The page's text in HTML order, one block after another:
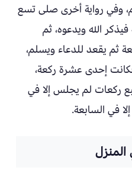
وفي رواية أخرى صلى تسع
الله ويدعوه، ثم
ثم يقعد للدعاء ويسلم،
إحدى عشرة ركعة،
ركعات لم يجلس إلا في
في السابعة.